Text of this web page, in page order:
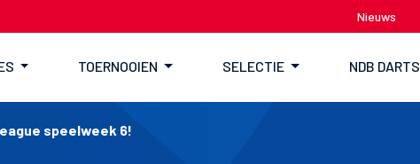
Nieuws
TOERNOOIEN SELECTIE NDB DARTS
speelweek 6!